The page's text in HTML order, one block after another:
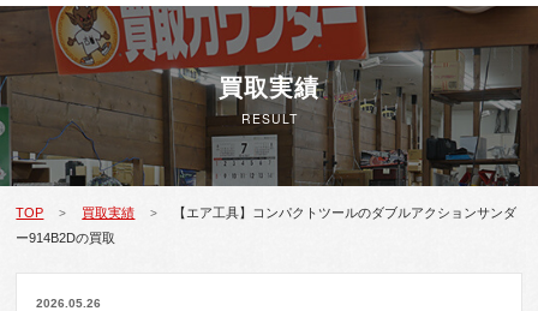
買取実績
RESULT
TOP > 買取実績 >
【エア工具】コンパクトツールのダブルアクションサンダ
ー914B2Dの買取
2026.05.26